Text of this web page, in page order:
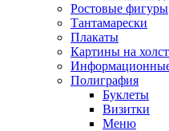
Ростовые фигуры
Тантамарески
Плакаты
Картины на
Полиграфия
Буклеты
Визитки
Меню